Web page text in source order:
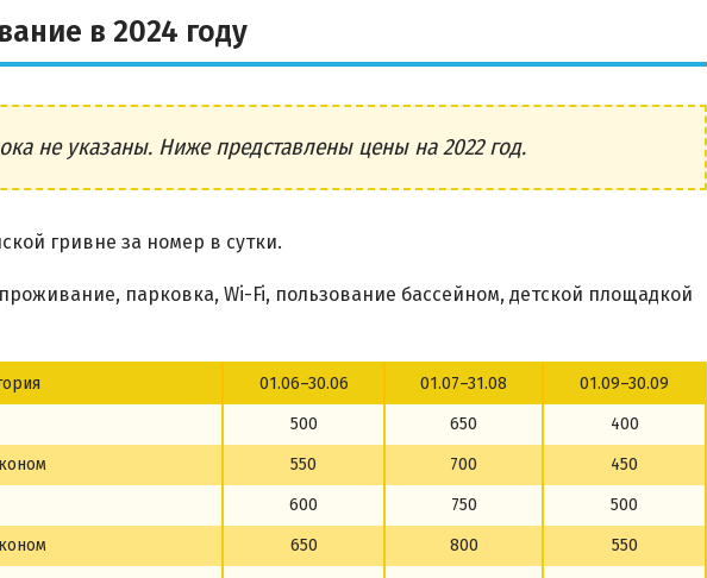
в 2024 году
не указаны. Ниже представлены цены на 2022 год.
гривне за номер в сутки.
проживание, парковка, Wi-Fi, пользование бассейном, детской площадкой
01.06–30.06 01.07–31.08
01.09–30.09
500 650
400
550 700
450
600 750
500
650 800
550